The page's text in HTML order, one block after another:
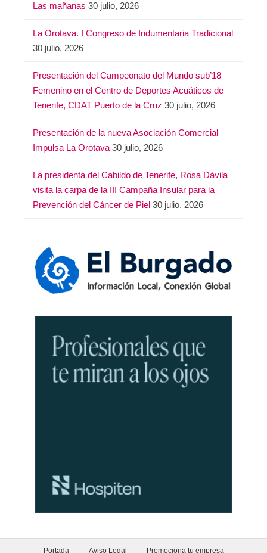
Las mañanas 30 julio, 2026
La Orotava. I Congreso de Indumentaria Tradicional
30 julio, 2026
Presentación del Campeonato del Mundo sub’18
Femenino en el Centro de Deportes Acuáticos de
Tenerife, CDAT Puerto de la Cruz 30 julio, 2026
Presentación de la nueva Asociación Comercial
Impulsa La Orotava 30 julio, 2026
La presidenta del Cabildo de Tenerife, Rosa Dávila
visita la carpa de la III Campaña Insular para la
Prevención del Cáncer de Piel 30 julio, 2026
Portada Aviso Legal Promociona tu empresa